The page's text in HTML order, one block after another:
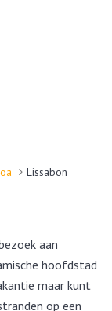
Lissabon
aan
hoofdstad
maar kunt
op een